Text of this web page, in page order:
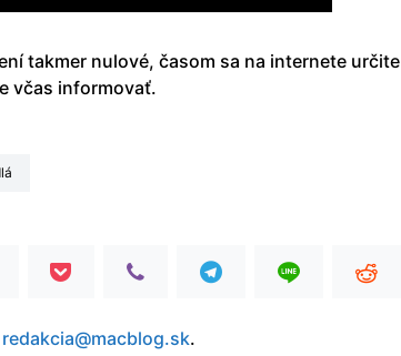
takmer nulové, časom sa na internete určite
včas informovať.
redakcia@macblog.sk.